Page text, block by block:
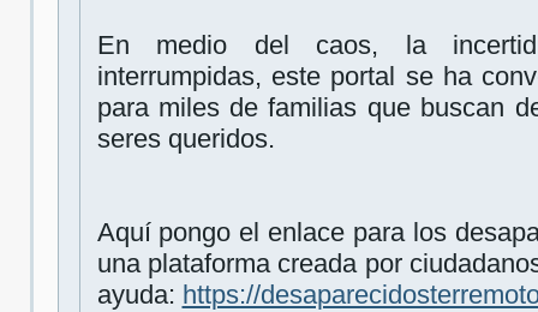
En medio del caos, la
interrumpidas, este portal se ha
para miles de familias que buscan
seres queridos.
Aquí pongo el enlace para los
una plataforma creada por
ayuda: https://